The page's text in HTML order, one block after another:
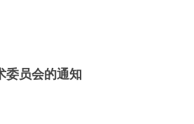
委员会的通知